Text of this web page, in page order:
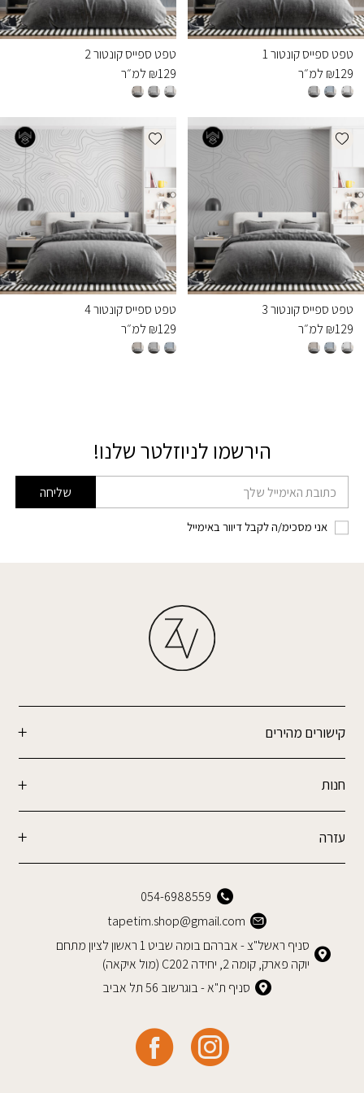
טפט ספייס קונטור 1
₪129 למ״ר
טפט ספייס קונטור 2
₪129 למ״ר
Add wishlist
טפט ספייס קונטור 3
₪129 למ״ר
Add wishlist
טפט ספייס קונטור 4
₪129 למ״ר
הירשמו לניוזלטר שלנו!
דוא׳׳ל שליחה
אני מסכימ/ה לקבל דיוור באימייל
קישורים מהירים
חנות
עזרה
054-6988559
tapetim.shop@gmail.com
סניף ראשל"צ - אברהם בומה שביט 1 ראשון לציון מתחם
יוקה פארק, קומה 2, יחידה C202 (מול איקאה)
סניף ת"א - בוגרשוב 56 תל אביב